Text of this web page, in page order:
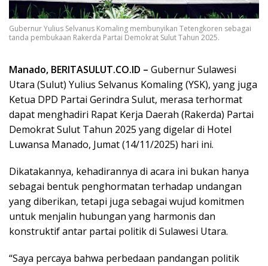
Gubernur Yulius Selvanus Komaling membunyikan Tetengkoren sebagai
tanda pembukaan Rakerda Partai Demokrat Sulut Tahun 2025.
Manado, BERITASULUT.CO.ID – Gubernur Sulawesi
Utara (Sulut) Yulius Selvanus Komaling (YSK), yang juga
Ketua DPD Partai Gerindra Sulut, merasa terhormat
dapat menghadiri Rapat Kerja Daerah (Rakerda) Partai
Demokrat Sulut Tahun 2025 yang digelar di Hotel
Luwansa Manado, Jumat (14/11/2025) hari ini.
Dikatakannya, kehadirannya di acara ini bukan hanya
sebagai bentuk penghormatan terhadap undangan
yang diberikan, tetapi juga sebagai wujud komitmen
untuk menjalin hubungan yang harmonis dan
konstruktif antar partai politik di Sulawesi Utara.
“Saya percaya bahwa perbedaan pandangan politik